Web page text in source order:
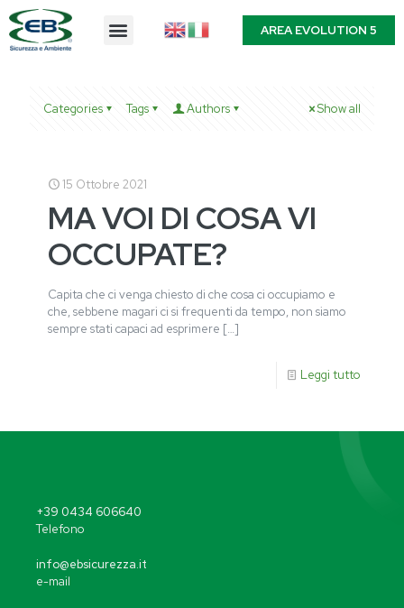
AREA EVOLUTION 5
Categories Tags Authors Show all
15 Ottobre 2021
MA VOI DI COSA VI
OCCUPATE?
Capita che ci venga chiesto di che cosa ci occupiamo e
che, sebbene magari ci si frequenti da tempo, non siamo
sempre stati capaci ad esprimere […]
Leggi tutto
+39 0434 606640
Telefono
info@ebsicurezza.it
e-mail